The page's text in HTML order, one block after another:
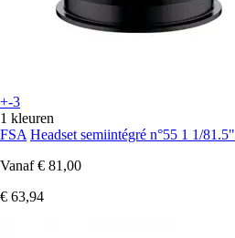
+-3
1 kleuren
FSA Headset semiintégré n°55 1 1/81.5"
Vanaf € 81,00
€ 63,94